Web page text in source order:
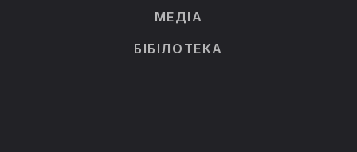
МЕДІА
БІБІЛОТЕКА